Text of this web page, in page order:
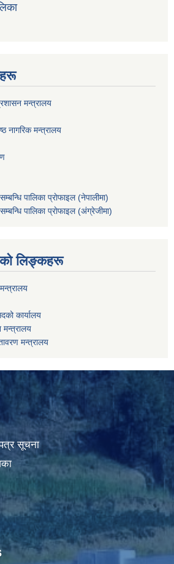
मन्त्रालय
नागरिक मन्त्रालय
पालिका प्राेफाइल (नेपालीमा)
पालिका प्राेफाइल(अंग्रेजीमा)
लिङ्कहरू
कार्यालय
मन्त्रालय
मन्त्रालय
सूचना